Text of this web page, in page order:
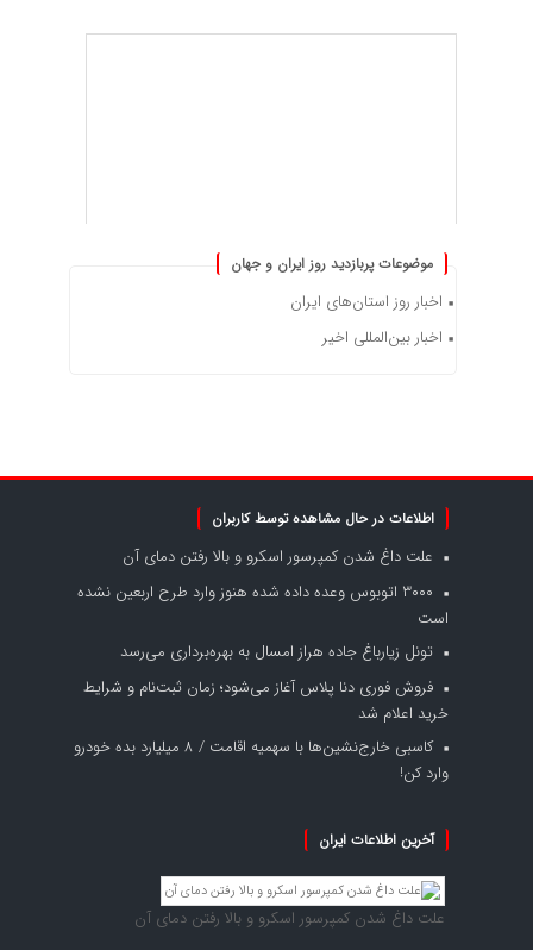
موضوعات پربازدید روز ایران و جهان
اخبار روز استان‌های ایران
اخبار بین‌المللی اخیر
اطلاعات در حال مشاهده توسط کاربران
علت داغ شدن کمپرسور اسکرو و بالا رفتن دمای آن
۳۰۰۰ اتوبوس وعده داده شده هنوز وارد طرح اربعین نشده
است
تونل زیارباغ جاده هراز امسال به بهره‌برداری می‌رسد
فروش فوری دنا پلاس آغاز می‌شود؛ زمان ثبت‌نام و شرایط
خرید اعلام شد
کاسبی خارج‌نشین‌ها با سهمیه اقامت / ۸ میلیارد بده خودرو
وارد کن!
آخرین اطلاعات ایران
علت داغ شدن کمپرسور اسکرو و بالا رفتن دمای آن